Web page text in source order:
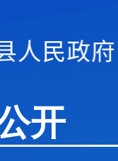
开